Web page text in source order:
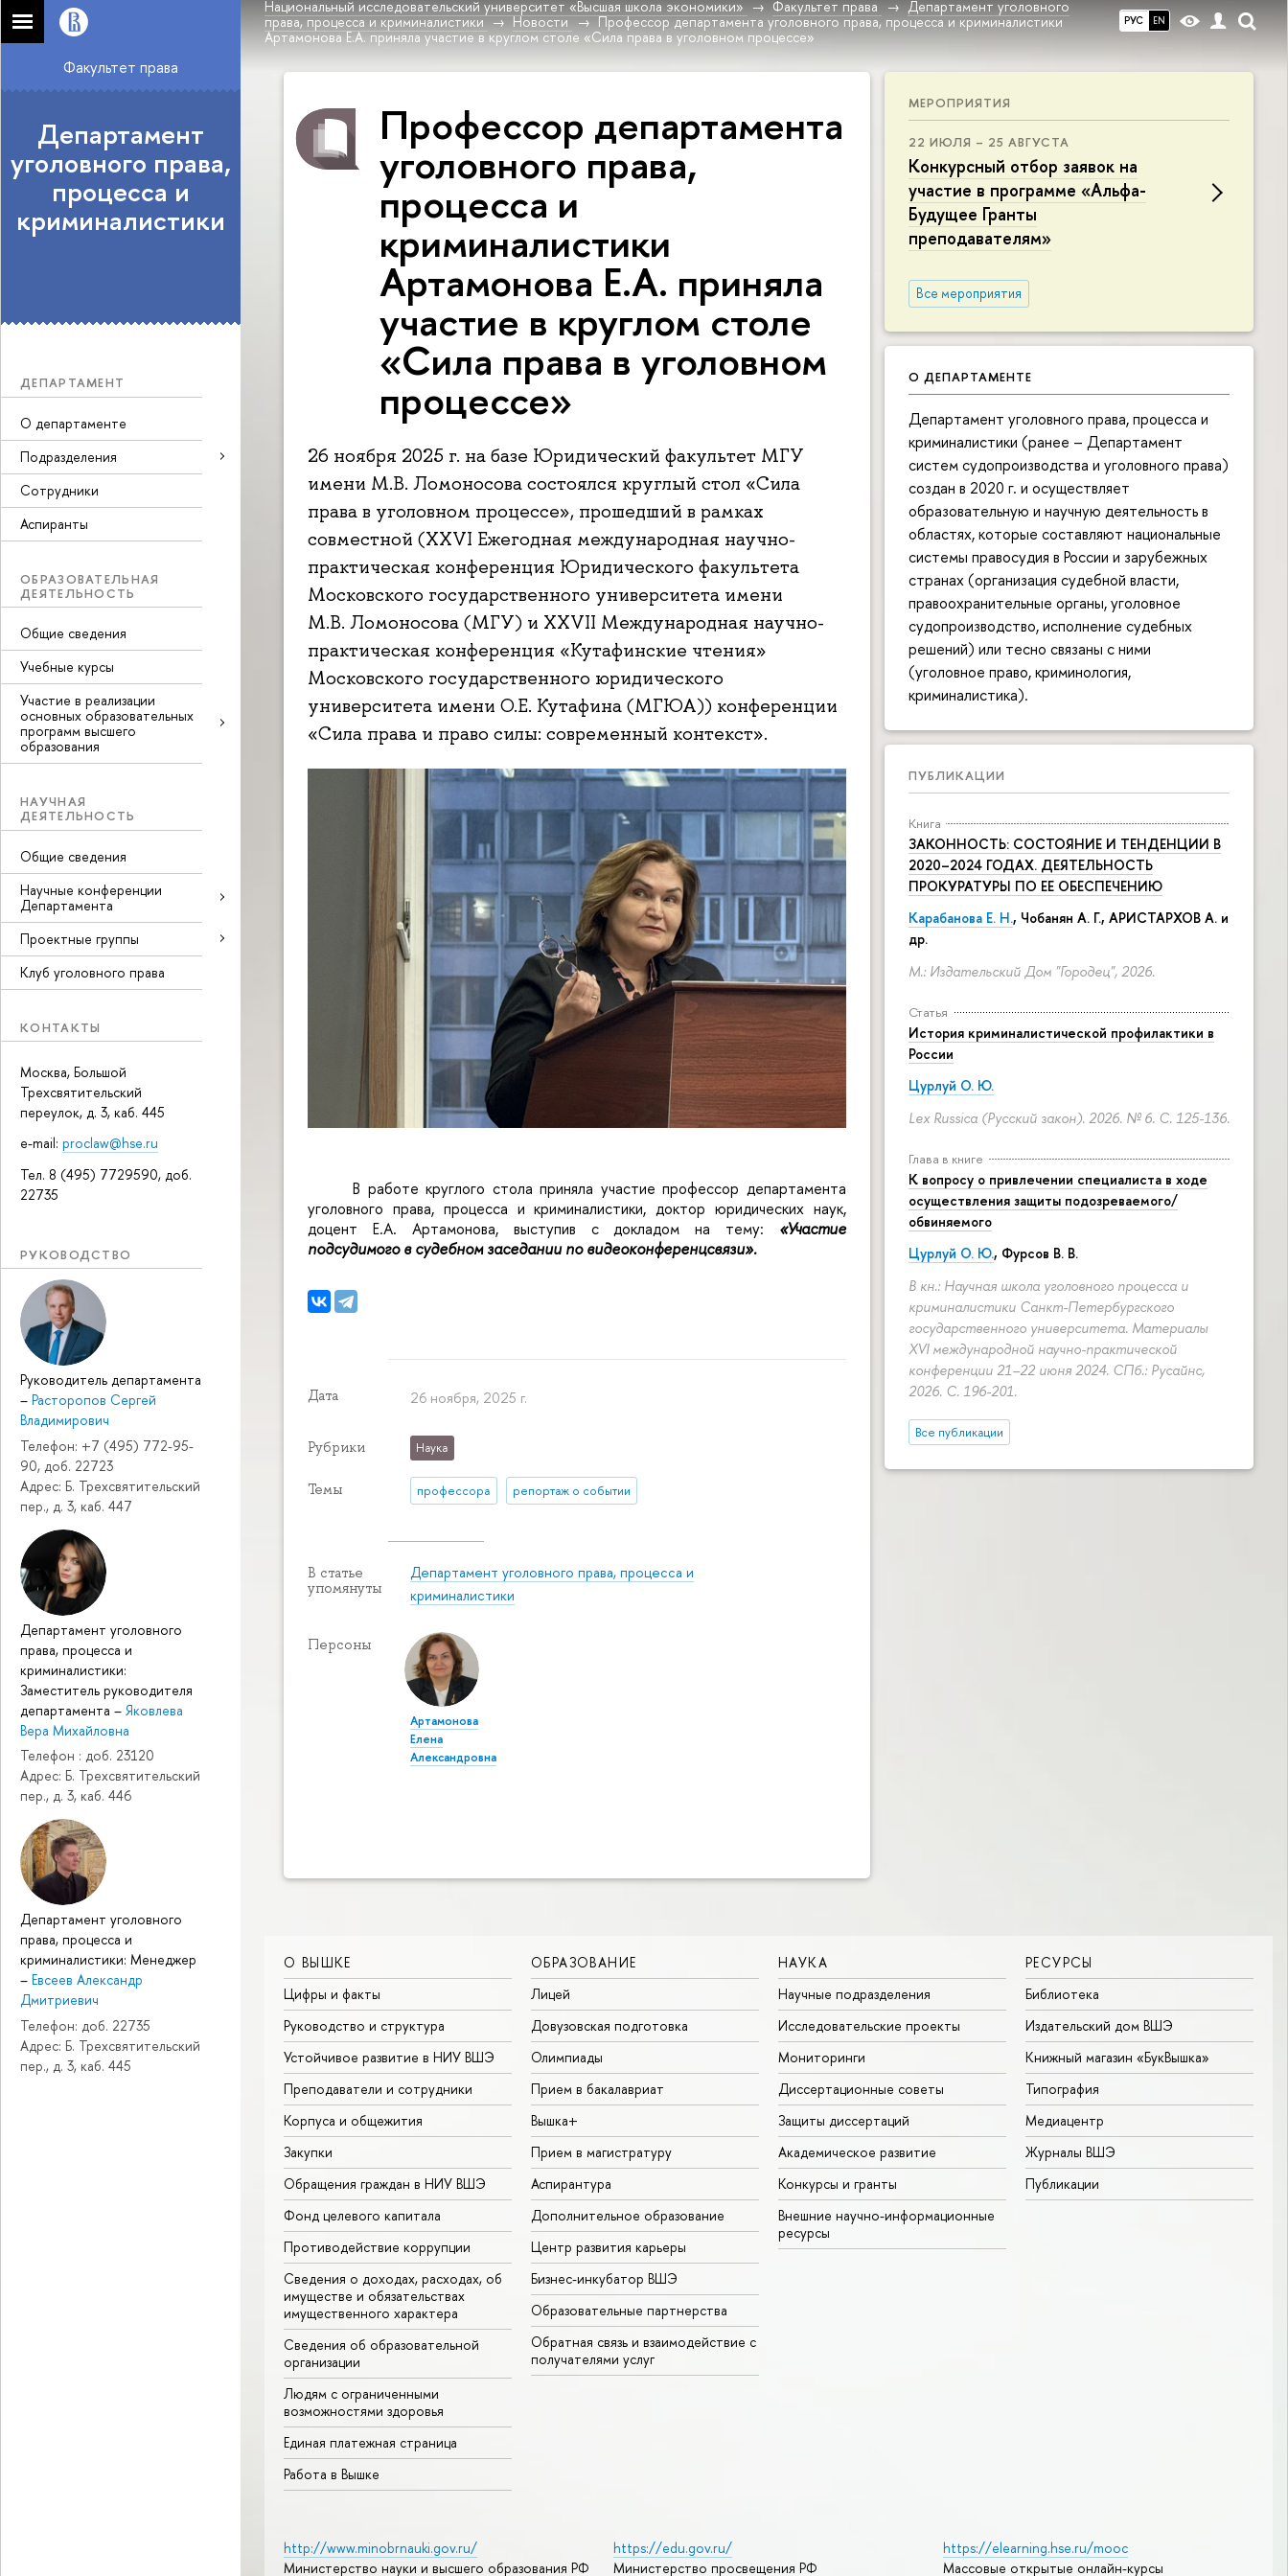
РУС EN
Национальный исследовательский университет «Высшая школа экономики» Факультет права
Департамент уголовного
права, процесса и криминалистики
Новости
Профессор департамента уголовного права, процесса и криминалистики
Артамонова Е.А. приняла участие в круглом столе «Сила права в уголовном процессе»
Факультет права
Департамент
уголовного права,
процесса и
криминалистики
ДЕПАРТАМЕНТ
О департаменте
Подразделения
Сотрудники
Аспиранты
ОБРАЗОВАТЕЛЬНАЯ
ДЕЯТЕЛЬНОСТЬ
Общие сведения
Учебные курсы
Участие в реализации
основных образовательных
программ высшего
образования
НАУЧНАЯ
ДЕЯТЕЛЬНОСТЬ
Общие сведения
Научные конференции
Департамента
Проектные группы
Клуб уголовного права
КОНТАКТЫ
Москва, Большой
Трехсвятительский
переулок, д. 3, каб. 445
e-mail: proclaw@hse.ru
Тел. 8 (495) 7729590, доб.
22735
РУКОВОДСТВО
Руководитель департамента
– Расторопов Сергей
Владимирович
Телефон: +7 (495) 772-95-
90, доб. 22723
Адрес: Б. Трехсвятительский
пер., д. 3, каб. 447
Департамент уголовного
права, процесса и
криминалистики:
Заместитель руководителя
департамента – Яковлева
Вера Михайловна
Телефон : доб. 23120
Адрес: Б. Трехсвятительский
пер., д. 3, каб. 446
Департамент уголовного
права, процесса и
криминалистики: Менеджер
– Евсеев Александр
Дмитриевич
Телефон: доб. 22735
Адрес: Б. Трехсвятительский
пер., д. 3, каб. 445
МЕРОПРИЯТИЯ
22 ИЮЛЯ – 25 АВГУСТА
Конкурсный отбор заявок на
участие в программе «Альфа-
Будущее Гранты
преподавателям»
Все мероприятия
О ДЕПАРТАМЕНТЕ
Департамент уголовного права, процесса и
криминалистики (ранее – Департамент
систем судопроизводства и уголовного права)
создан в 2020 г. и осуществляет
образовательную и научную деятельность в
областях, которые составляют национальные
системы правосудия в России и зарубежных
странах (организация судебной власти,
правоохранительные органы, уголовное
судопроизводство, исполнение судебных
решений) или тесно связаны с ними
(уголовное право, криминология,
криминалистика).
ПУБЛИКАЦИИ
Книга
ЗАКОННОСТЬ: СОСТОЯНИЕ И ТЕНДЕНЦИИ В
2020–2024 ГОДАХ. ДЕЯТЕЛЬНОСТЬ
ПРОКУРАТУРЫ ПО ЕЕ ОБЕСПЕЧЕНИЮ
Карабанова Е. Н., Чобанян А. Г., АРИСТАРХОВ А. и
др.
М.: Издательский Дом "Городец", 2026.
Статья
История криминалистической профилактики в
России
Цурлуй О. Ю.
Lex Russica (Русский закон). 2026. № 6. С. 125-136.
Глава в книге
К вопросу о привлечении специалиста в ходе
осуществления защиты подозреваемого/
обвиняемого
Цурлуй О. Ю., Фурсов В. В.
В кн.: Научная школа уголовного процесса и
криминалистики Санкт-Петербургского
государственного университета. Материалы
XVI международной научно-практической
конференции 21–22 июня 2024. СПб.: Русайнс,
2026. С. 196-201.
Все публикации
Профессор департамента
уголовного права,
процесса и
криминалистики
Артамонова Е.А. приняла
участие в круглом столе
«Сила права в уголовном
процессе»
26 ноября 2025 г. на базе Юридический факультет МГУ
имени М.В. Ломоносова состоялся круглый стол «Сила
права в уголовном процессе», прошедший в рамках
совместной (XXVI Ежегодная международная научно-
практическая конференция Юридического факультета
Московского государственного университета имени
М.В. Ломоносова (МГУ) и XXVII Международная научно-
практическая конференция «Кутафинские чтения»
Московского государственного юридического
университета имени О.Е. Кутафина (МГЮА)) конференции
«Сила права и право силы: современный контекст».
В работе круглого стола приняла участие профессор департамента
уголовного права, процесса и криминалистики, доктор юридических наук,
доцент Е.А. Артамонова, выступив с докладом на тему: «Участие
подсудимого в судебном заседании по видеоконференцсвязи».
Дата 26 ноября, 2025 г.
Рубрики Наука
Темы профессора репортаж о событии
В статье
упомянуты
Департамент уголовного права, процесса и
криминалистики
Персоны
Артамонова
Елена
Александровна
О ВЫШКЕ
Цифры и факты
Руководство и структура
Устойчивое развитие в НИУ ВШЭ
Преподаватели и сотрудники
Корпуса и общежития
Закупки
Обращения граждан в НИУ ВШЭ
Фонд целевого капитала
Противодействие коррупции
Сведения о доходах, расходах, об
имуществе и обязательствах
имущественного характера
Сведения об образовательной
организации
Людям с ограниченными
возможностями здоровья
Единая платежная страница
Работа в Вышке
ОБРАЗОВАНИЕ
Лицей
Довузовская подготовка
Олимпиады
Прием в бакалавриат
Вышка+
Прием в магистратуру
Аспирантура
Дополнительное образование
Центр развития карьеры
Бизнес-инкубатор ВШЭ
Образовательные партнерства
Обратная связь и взаимодействие с
получателями услуг
НАУКА
Научные подразделения
Исследовательские проекты
Мониторинги
Диссертационные советы
Защиты диссертаций
Академическое развитие
Конкурсы и гранты
Внешние научно-информационные
ресурсы
РЕСУРСЫ
Библиотека
Издательский дом ВШЭ
Книжный магазин «БукВышка»
Типография
Медиацентр
Журналы ВШЭ
Публикации
http://www.minobrnauki.gov.ru/
Министерство науки и высшего образования РФ
https://edu.gov.ru/
Министерство просвещения РФ
https://elearning.hse.ru/mooc
Массовые открытые онлайн-курсы